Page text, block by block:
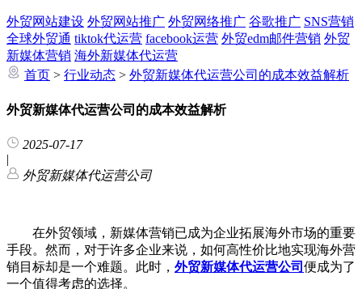
外贸网站建设 外贸网站推广 外贸网络推广 谷歌推广 SNS营销
全球外贸通 tiktok代运营 facebook运营 外贸edm邮件营销 外贸
新媒体营销 海外新媒体代运营
首页 > 行业动态 > 外贸新媒体代运营公司的成本效益解析
外贸新媒体代运营公司的成本效益解析
2025-07-17
|
外贸新媒体代运营公司
在外贸领域，新媒体营销已成为企业拓展海外市场的重要
手段。然而，对于许多企业来说，如何高性价比地实现海外营
销目标却是一个难题。此时， 外贸新媒体代运营公司 便成为了
一个值得考虑的选择。